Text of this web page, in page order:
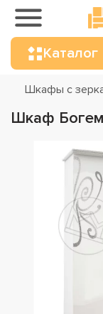
Каталог
Шкафы с
Шкаф